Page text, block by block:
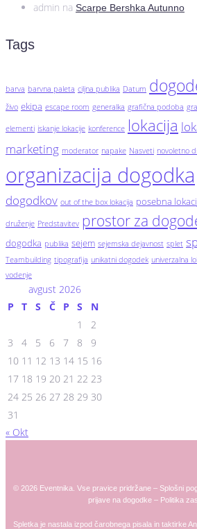
admin na Scarpe Bershka Autunno
Tags
barva barvna paleta ciljna publika Datum
živo ekipa escape room generalka grafična podoba
elementi iskanje lokacije konference lokacija
marketing moderator napake Nasveti novoletno
organizacija dogodka
dogodkov out of the box lokacija posebna
druženje Predstavitev prostor za
dogodka publika sejem sejemska dejavnost splet
Teambuilding tipografija unikatni dogodek univerzalna
vodenje
avgust 2026
P
T S Č P S
N
1
2
3
4 5 6 7 8
9
10 11 12 13 14 15 16
17 18 19 20 21 22 23
24 25 26 27 28 29 30
31
« Okt
© 2026 Eventnika. Vse pravice pridržane – Splošni
prijave na dogodke – Politika
Spletka je nastala izpod čarobnega pisala in taktirke